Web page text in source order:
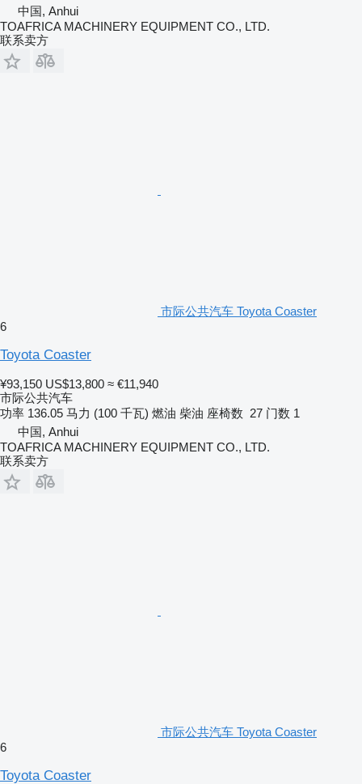
中国, Anhui
TOAFRICA MACHINERY EQUIPMENT CO., LTD.
联系卖方
市际公共汽车 Toyota Coaster
6
Toyota Coaster
¥93,150 US$13,800 ≈ €11,940
市际公共汽车
功率 136.05 马力 (100 千瓦) 燃油 柴油 座椅数 27 门数 1
中国, Anhui
TOAFRICA MACHINERY EQUIPMENT CO., LTD.
联系卖方
市际公共汽车 Toyota Coaster
6
Toyota Coaster